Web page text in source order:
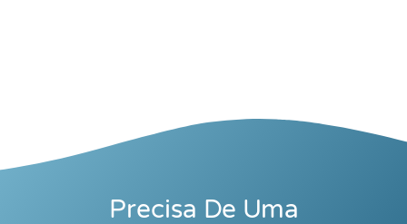
Precisa De Uma